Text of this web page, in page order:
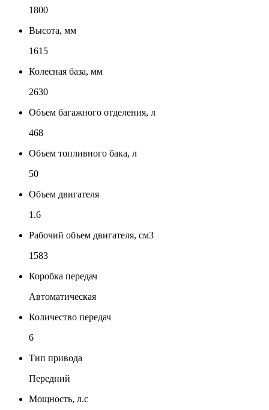
1800
Высота, мм
1615
Колесная база, мм
2630
Объем багажного отделения, л
468
Объем топливного бака, л
50
Объем двигателя
1.6
Рабочий объем двигателя, см3
1583
Коробка передач
Автоматическая
Количество передач
6
Тип привода
Передний
Мощность, л.с